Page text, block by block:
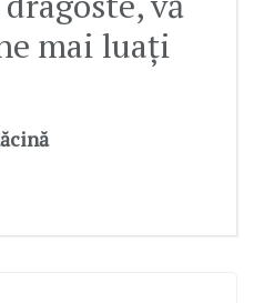
mai luați